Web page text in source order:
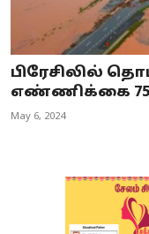
பிரேசிலில்
எண்ணிக்கை 75
May 6, 2024